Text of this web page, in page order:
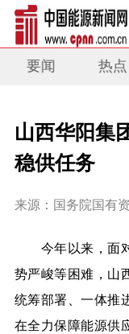
要闻 热点
山西华阳集
稳供任务
来源：国务院国有
今年以来，面对
势严峻等困难，山
统筹部署、一体推
在全力保障能源供